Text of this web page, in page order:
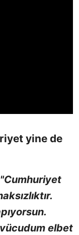
yine de
"Cumhuriyet
elbet